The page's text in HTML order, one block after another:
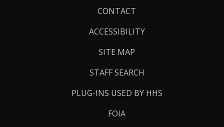
CONTACT
ACCESSIBILITY
SITE MAP
STAFF SEARCH
PLUG-INS USED BY HHS
FOIA